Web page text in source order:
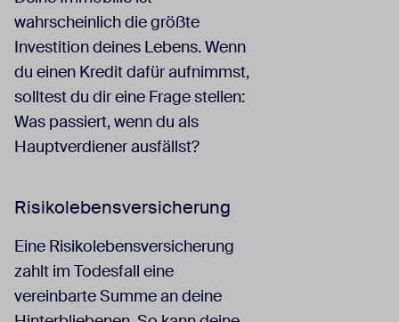
wahrscheinlich die größte
Investition deines Lebens. Wenn
du einen Kredit dafür aufnimmst,
solltest du dir eine Frage stellen:
Was passiert, wenn du als
Hauptverdiener ausfällst?
Risikolebensversicherung
Eine Risikolebensversicherung
zahlt im Todesfall eine
vereinbarte Summe an deine